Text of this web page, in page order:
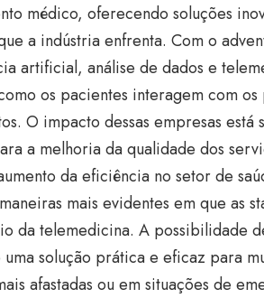
médico, oferecendo soluções
a indústria enfrenta. Com o
artificial, análise de dados e
os pacientes interagem com
O impacto dessas empresas
a melhoria da qualidade dos
da eficiência no setor de
mais evidentes em que as
da telemedicina. A possibilidade
uma solução prática e eficaz para
afastadas ou em situações de